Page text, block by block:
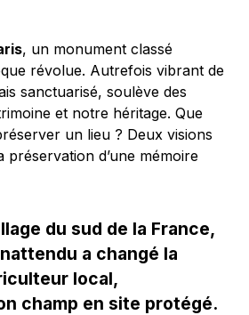
, un monument classé
révolue. Autrefois vibrant de
sanctuarisé, soulève des
et notre héritage. Que
un lieu ? Deux visions
préservation d’une mémoire
du sud de la France,
a changé la
local,
champ en site protégé.